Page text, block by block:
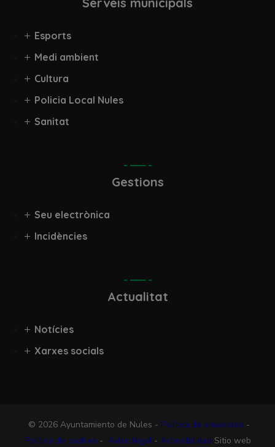
Esports
Medi ambient
Cultura
Policia Local Nules
Sanitat
Gestions
Seu electrònica
Incidències
Actualitat
Notícies
Xarxes socials
© 2026 Ayuntamiento de Nules - Política de privacidad -
Política de cookies - Aviso legal- Accesibilidad Sitio web